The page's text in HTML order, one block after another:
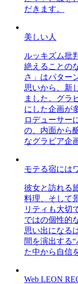
だきます。
美しい人
ルッキズム批
絶えることの
さ」はパター
思いから、新
ました。グラ
にした企画が
ロデューサー
の、内面から
なグラビア企
モテる宿には
彼女と訪れる
料理、そして
リティも大切
ではの個性的
思い出になる
間を演出する
た中から自信
Web LEON